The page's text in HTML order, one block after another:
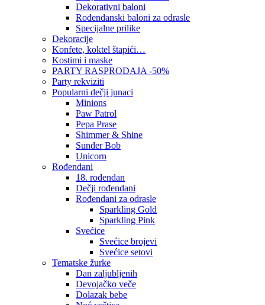
Dekorativni baloni
Rođendanski baloni za odrasle
Specijalne prilike
Dekoracije
Konfete, koktel štapići…
Kostimi i maske
PARTY RASPRODAJA -50%
Party rekviziti
Popularni dečji junaci
Minions
Paw Patrol
Pepa Prase
Shimmer & Shine
Sunđer Bob
Unicorn
Rođendani
18. rođendan
Dečji rođendani
Rođendani za odrasle
Sparkling Gold
Sparkling Pink
Svećice
Svećice brojevi
Svećice setovi
Tematske žurke
Dan zaljubljenih
Devojačko veče
Dolazak bebe